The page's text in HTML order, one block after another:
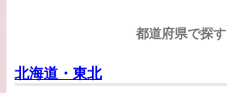
都道府県で探す
北海道・東北